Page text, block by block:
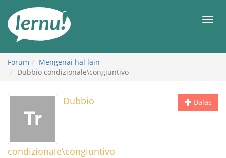
daftar
Forum
Mengenai hal lain
Dubbio condizionale\congiuntivo
Balas
Dubbio
condizionale\congiuntivo